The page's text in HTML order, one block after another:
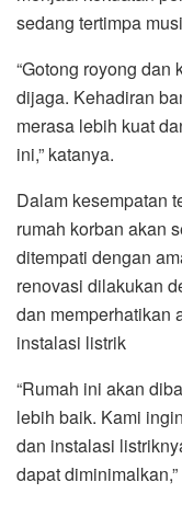
sedang tertimpa
“Gotong royong dan
dijaga. Kehadiran
merasa lebih kuat
ini,” katanya.
Dalam kesempatan
rumah korban akan
ditempati dengan
renovasi dilakukan
dan memperhatikan
instalasi listrik
“Rumah ini akan
lebih baik. Kami
dan instalasi
dapat